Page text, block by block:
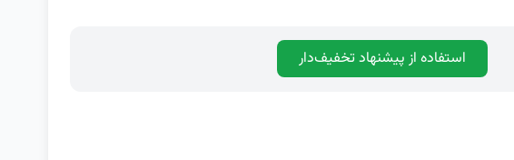
استفاده از پیشنهاد تخفیف‌دار